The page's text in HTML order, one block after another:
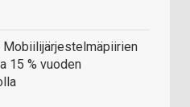
Mobiilijärjestelmäpiirien
15 % vuoden